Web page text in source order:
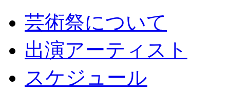
芸術祭について
出演アーティスト
スケジュール